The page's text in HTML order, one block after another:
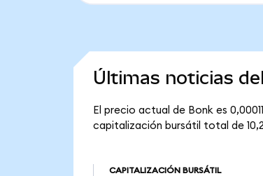
Últimas noticias
El precio actual de Bonk es
capitalización bursátil total de
CAPITALIZACIÓN BURSÁTIL